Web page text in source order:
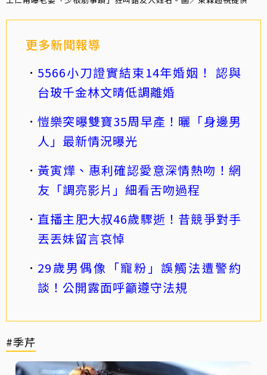
更多新聞報導
5566小刀證實結束14年婚姻！ 認與
台玻千金林文晴低調離婚
愷樂突曝雙寶35周早產！曬「身邊男
人」最新情況曝光
黃寅燁、惠利確認愛意深情熱吻！網
友「調亮影片」細看舌吻過程
直播主肥大叔46歲驟逝！昔競爭對手
丟丟妹留言哀悼
29歲男偶像「寵粉」誤觸法遭警約
談！公開露面呼籲遵守法規
#季芹